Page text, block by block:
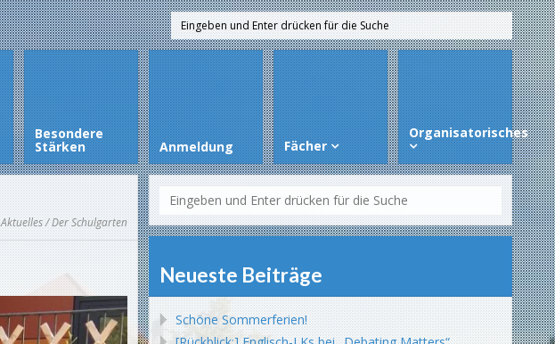
Besondere
Stärken Anmeldung Fächer
Organisatorisches
Aktuelles/ Der Schulgarten
Neueste Beiträge
Schöne Sommerferien!